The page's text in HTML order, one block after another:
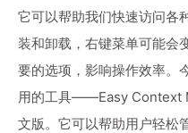
它可以帮助我们快速访问各
装和卸载，右键菜单可能会
要的选项，影响操作效率。
用的工具——Easy Context
文版。它可以帮助用户轻松